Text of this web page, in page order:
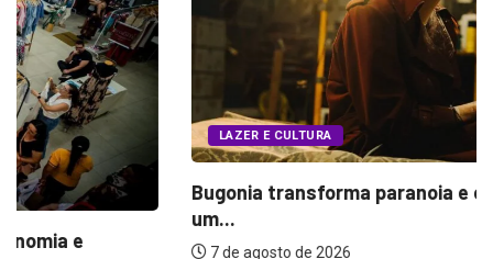
LAZER E CULTURA
Bugonia transforma paranoia e conspiração em
um...
7 de agosto de 2026